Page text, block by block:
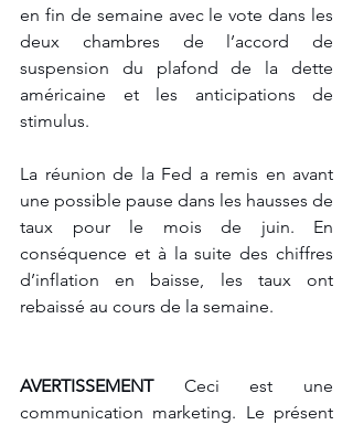
en fin de semaine avec le vote dans les
deux chambres de l’accord de
suspension du plafond de la dette
américaine et les anticipations de
stimulus.
La réunion de la Fed a remis en avant
une possible pause dans les hausses de
taux pour le mois de juin. En
conséquence et à la suite des chiffres
d’inflation en baisse, les taux ont
rebaissé au cours de la semaine.
AVERTISSEMENT Ceci est une
communication marketing. Le présent